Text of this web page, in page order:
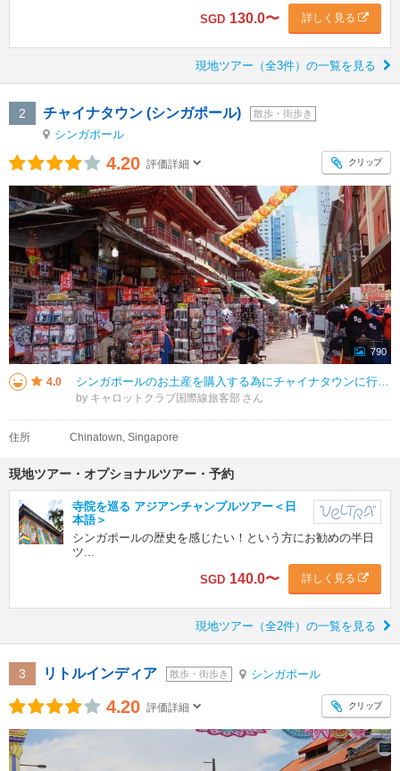
SGD 130.0〜 詳しく見る
現地ツアー（全3件）の一覧を見る
2 チャイナタウン (シンガポール) 散歩・街歩き
シンガポール
4.20 評価詳細 クリップ
790
4.0 シンガポールのお土産を購入する為にチャイナタウンに行きました。お値段的にチャイナタウンが、一番リーズナブルだと思います。 MRTチャイナタウン駅から外に出るとそこは、シンガポールの中国そのもです。 漢字表記が、多く、色
by キャロットクラブ国際線旅客部
住所 Chinatown, Singapore
現地ツアー・オプショナルツアー・予約
寺院を巡る アジアンチャンプルツアー＜日
本語＞
シンガポールの歴史を感じたい！という方にお勧めの半日
ツ...
SGD 140.0〜 詳しく見る
現地ツアー（全2件）の一覧を見る
3 リトルインディア 散歩・街歩き シンガポール
4.20 評価詳細 クリップ